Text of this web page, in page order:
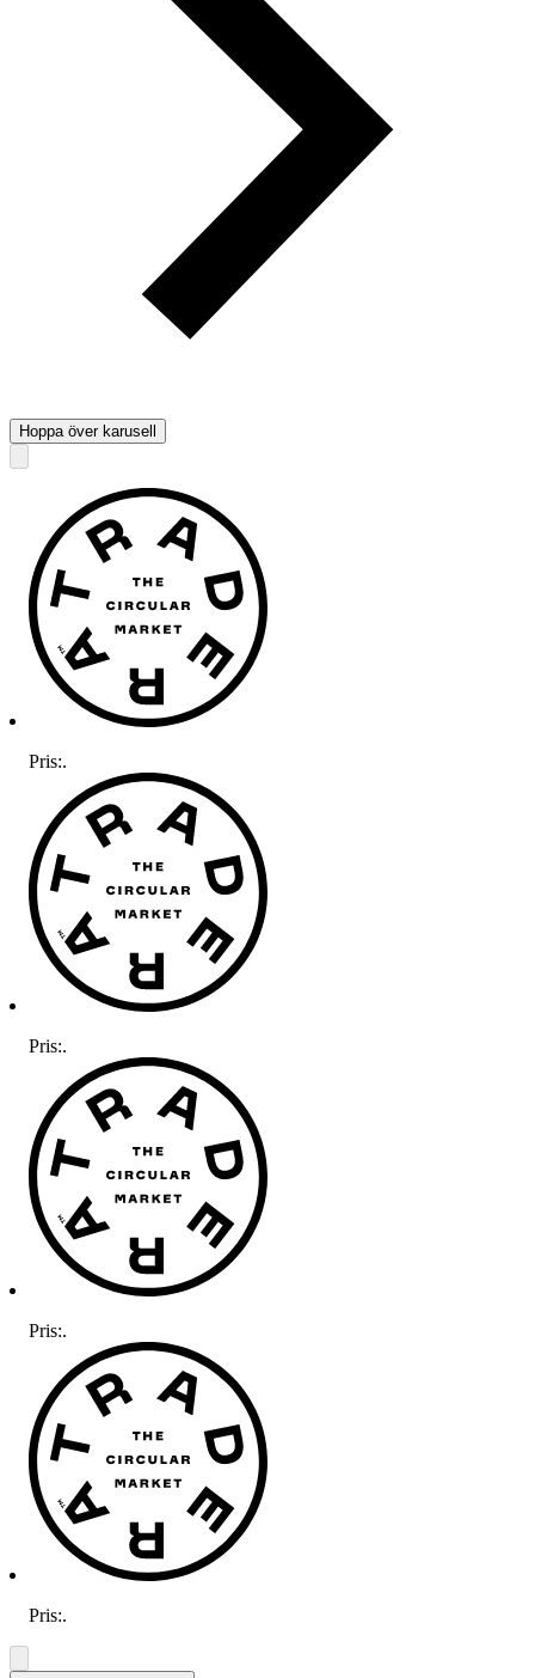
Hoppa över karusell
Pris:.
Pris:.
Pris:.
Pris:.